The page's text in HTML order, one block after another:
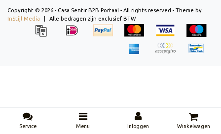
Copyright © 2026 - Casa Sentir B2B Portaal - All rights reserved - Theme by
InStijl Media
Alle bedragen zijn exclusief BTW
Service Menu Inloggen Winkelwagen